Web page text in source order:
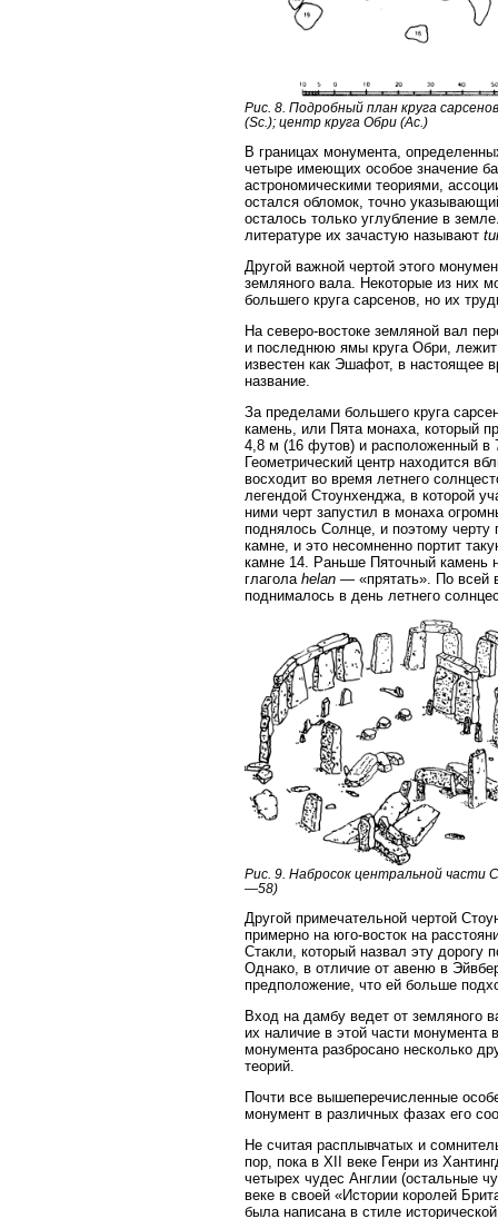
Рис. 8. Подробный план круга
(Sc.); центр круга Обри (Ac.)
В границах монумента,
четыре имеющих особое значение
астрономическими теориями,
остался обломок, точно
осталось только углубление в
литературе их зачастую называют
Другой важной чертой этого
земляного вала. Некоторые из них
большего круга сарсенов, но их
На северо-востоке земляной вал
и последнюю ямы круга Обри,
известен как Эшафот, в настоящее
название.
За пределами большего круга
камень, или Пята монаха, который
4,8 м (16 футов) и расположенный в
Геометрический центр находится
восходит во время летнего
легендой Стоунхенджа, в которой
ними черт запустил в монаха
поднялось Солнце, и поэтому черту
камне, и это несомненно портит
камне 14. Раньше Пяточный камень
глагола helan — «прятать». По всей
поднималось в день летнего
Рис. 9. Набросок центральной части
—58)
Другой примечательной чертой
примерно на юго-восток на
Стакли, который назвал эту дорогу
Однако, в отличие от авеню в
предположение, что ей больше
Вход на дамбу ведет от земляного
их наличие в этой части монумента
монумента разбросано несколько
теорий.
Почти все вышеперечисленные
монумент в различных фазах его
Не считая расплывчатых и
пор, пока в XII веке Генри из
четырех чудес Англии (остальные
веке в своей «Истории королей
была написана в стиле